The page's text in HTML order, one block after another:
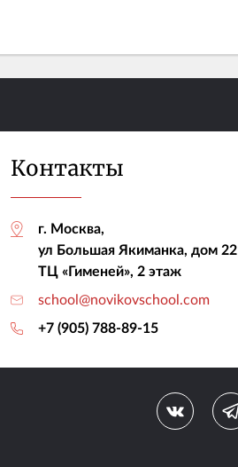
Контакты
г. Москва,
ул Большая Якиманка, дом 22
ТЦ «Гименей», 2 этаж
school@novikovschool.com
+7 (905) 788-89-15